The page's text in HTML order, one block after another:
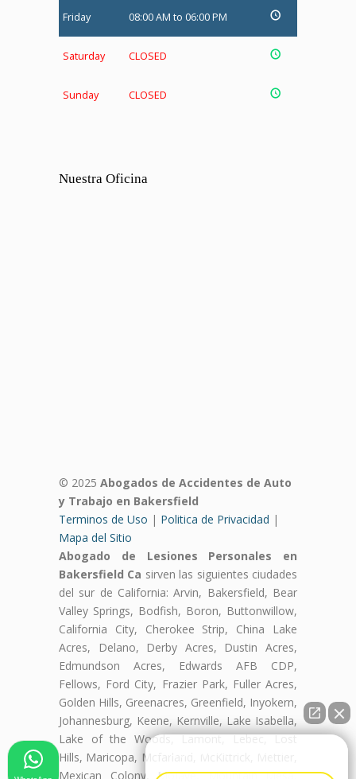
Friday 08:00 AM to 06:00 PM
Saturday CLOSED
Sunday CLOSED
Nuestra Oficina
© 2025 Abogados de Accidentes de Auto
y Trabajo en Bakersfield
Terminos de Uso | Politica de Privacidad |
Mapa del Sitio
Abogado de Lesiones Personales en
Bakersfield Ca sirven las siguientes ciudades
del sur de California: Arvin, Bakersfield, Bear
Valley Springs, Bodfish, Boron, Buttonwillow,
California City, Cherokee Strip, China Lake
Acres, Delano, Derby Acres, Dustin Acres,
Edmundson Acres, Edwards AFB CDP,
Fellows, Ford City, Frazier Park, Fuller Acres,
Golden Hills, Greenacres, Greenfield, Inyokern,
Johannesburg, Keene, Kernville, Lake Isabella,
Lake of the Woods, Lamont, Lebec, Lost
Hills, Maricopa, Mcfarland, McKittrick, Mettler,
Mexican Colony, Mojave, Mountain Mesa,